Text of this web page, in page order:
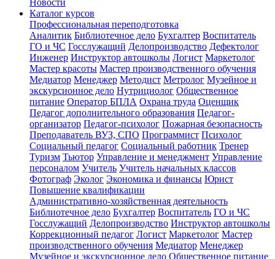
Новости
Каталог курсов
Профессиональная переподготовка
Аналитик Библиотечное дело Бухгалтер Воспитатель
ГО и ЧС Госслужащий Делопроизводство Дефектолог
Инженер Инструктор автошколы Логист Маркетолог
Мастер красоты Мастер производственного обучения
Медиатор Менеджер Методист Метролог Музейное и
экскурсионное дело Нутрициолог Общественное
питание Оператор БПЛА Охрана труда Оценщик
Педагог дополнительного образования Педагог-
организатор Педагог-психолог Пожарная безопасность
Преподаватель ВУЗ, СПО Программист Психолог
Социальный педагог Социальный работник Тренер
Туризм Тьютор Управление и менеджмент Управление
персоналом Учитель Учитель начальных классов
Фотограф Эколог Экономика и финансы Юрист
Повышение квалификации
Административно-хозяйственная деятельность
Библиотечное дело Бухгалтер Воспитатель ГО и ЧС
Госслужащий Делопроизводство Инструктор автошколы
Коррекционный педагог Логист Маркетолог Мастер
производственного обучения Медиатор Менеджер
Музейное и экскурсионное дело Общественное питание